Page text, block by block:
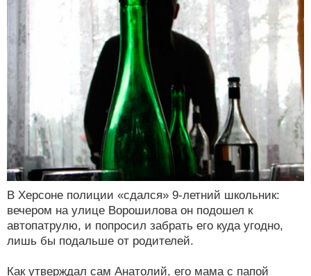
В Херсоне полиции «сдался» 9-летний школьник:
вечером на улице Ворошилова он подошел к
автопатрулю, и попросил забрать его куда угодно,
лишь бы подальше от родителей.
Как утверждал сам Анатолий, его мама с папой